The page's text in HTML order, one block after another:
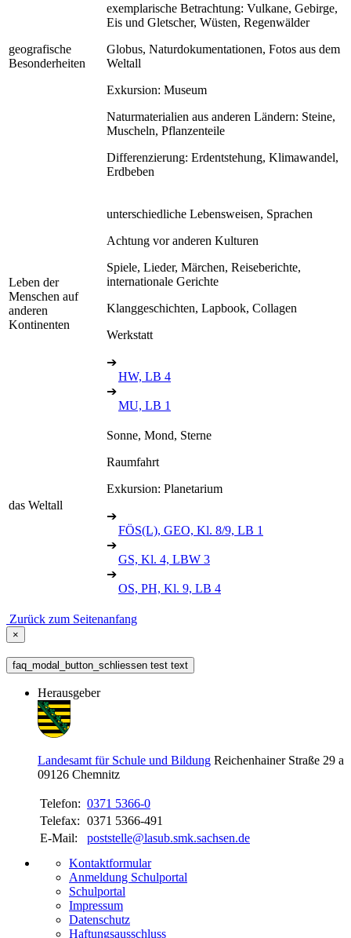
geografische
Besonderheiten
exemplarische Betrachtung: Vulkane, Gebirge,
Eis und Gletscher, Wüsten, Regenwälder
Globus, Naturdokumentationen, Fotos aus dem
Weltall
Exkursion: Museum
Naturmaterialien aus anderen Ländern: Steine,
Muscheln, Pflanzenteile
Differenzierung: Erdentstehung, Klimawandel,
Erdbeben
Leben der
Menschen auf
anderen
Kontinenten
unterschiedliche Lebensweisen, Sprachen
Achtung vor anderen Kulturen
Spiele, Lieder, Märchen, Reiseberichte,
internationale Gerichte
Klanggeschichten, Lapbook, Collagen
Werkstatt
➔
HW, LB 4
➔
MU, LB 1
das Weltall
Sonne, Mond, Sterne
Raumfahrt
Exkursion: Planetarium
➔
FÖS(L), GEO, Kl. 8/9, LB 1
➔
GS, Kl. 4, LBW 3
➔
OS, PH, Kl. 9, LB 4
Zurück zum Seitenanfang
×
faq_modal_button_schliessen test text
Herausgeber
Landesamt für Schule und Bildung Reichenhainer Straße 29 a
09126 Chemnitz
Telefon: 0371 5366-0
Telefax: 0371 5366-491
E-Mail:
poststelle@lasub.smk.sachsen.de
Kontaktformular
Anmeldung Schulportal
Schulportal
Impressum
Datenschutz
Haftungsausschluss